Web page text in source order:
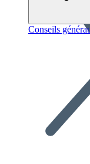
Conseils